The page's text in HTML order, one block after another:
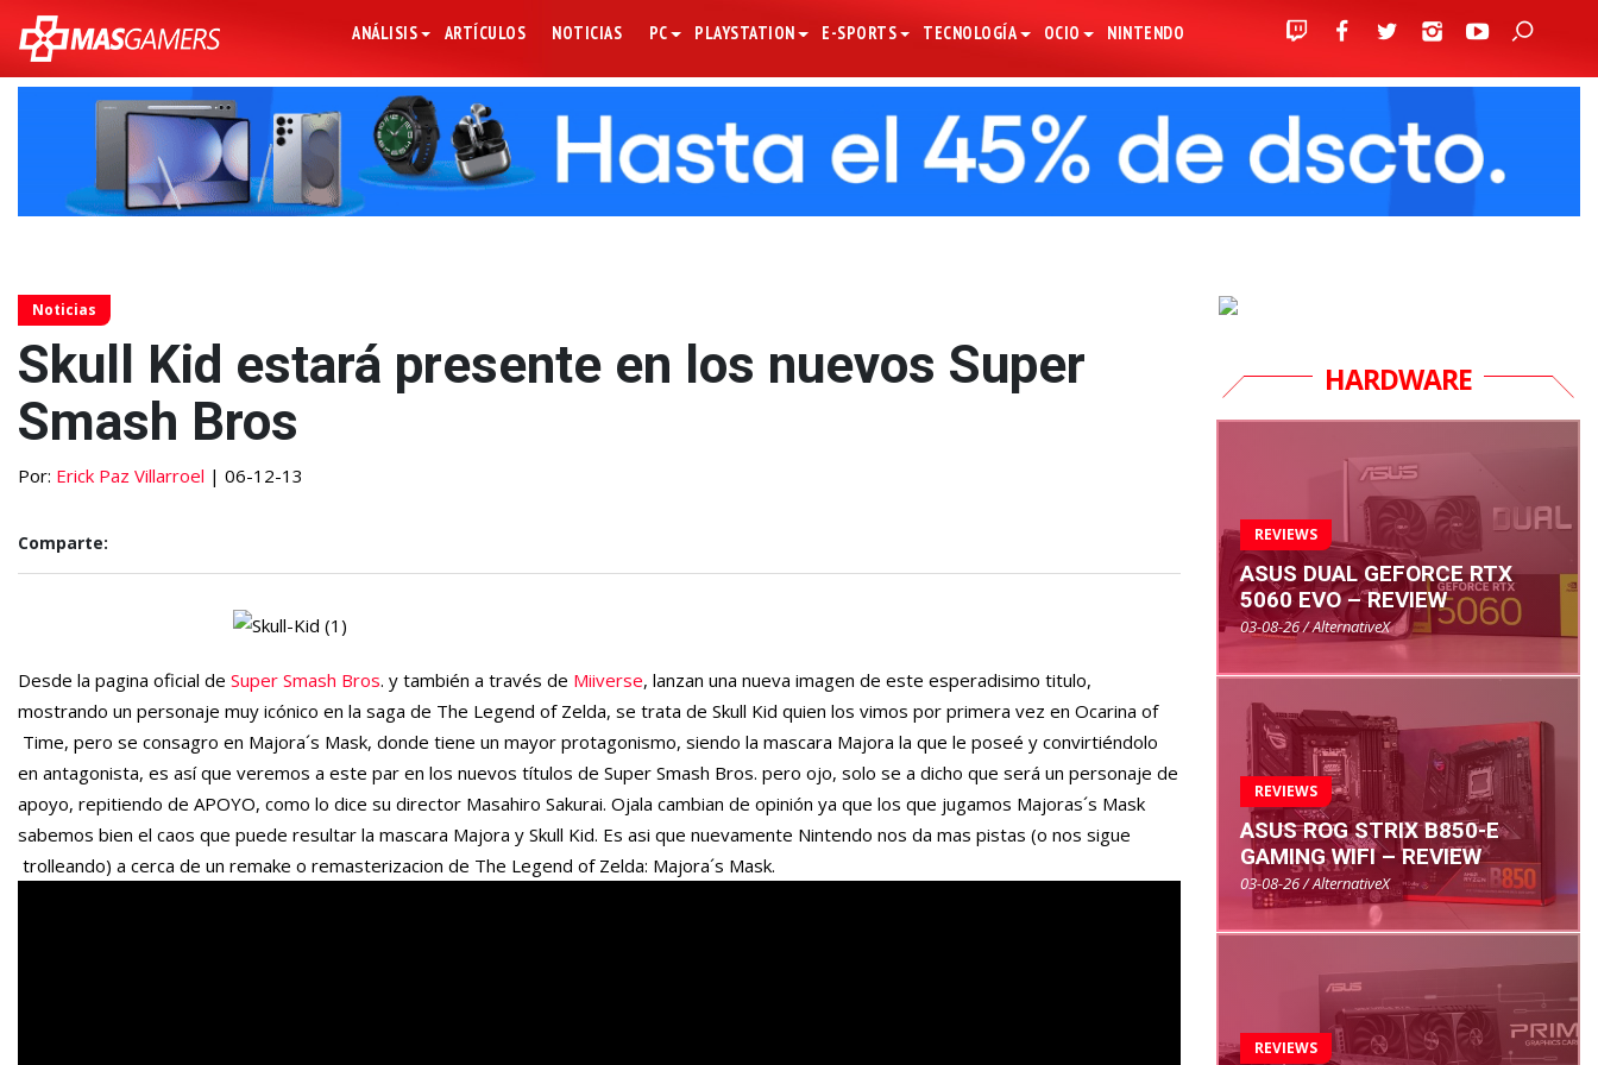
ANÁLISIS ARTÍCULOS NOTICIAS PC PLAYSTATION E-SPORTS TECNOLOGÍA OCIO NINTENDO
Noticias
Skull Kid estará presente en los nuevos Super
Smash Bros
Por: Erick Paz Villarroel | 06-12-13
Comparte:
Desde la pagina oficial de Super Smash Bros. y también a través de Miiverse, lanzan una nueva imagen de este esperadisimo titulo,
mostrando un personaje muy icónico en la saga de The Legend of Zelda, se trata de Skull Kid quien los vimos por primera vez en Ocarina of
Time, pero se consagro en Majora´s Mask, donde tiene un mayor protagonismo, siendo la mascara Majora la que le poseé y convirtiéndolo
en antagonista, es así que veremos a este par en los nuevos títulos de Super Smash Bros. pero ojo, solo se a dicho que será un personaje de
apoyo, repitiendo de APOYO, como lo dice su director Masahiro Sakurai. Ojala cambian de opinión ya que los que jugamos Majoras´s Mask
sabemos bien el caos que puede resultar la mascara Majora y Skull Kid. Es asi que nuevamente Nintendo nos da mas pistas (o nos sigue
trolleando) a cerca de un remake o remasterizacion de The Legend of Zelda: Majora´s Mask.
HARDWARE
REVIEWS
ASUS DUAL GEFORCE RTX
5060 EVO – REVIEW
03-08-26 / AlternativeX
REVIEWS
ASUS ROG STRIX B850-E
GAMING WIFI – REVIEW
03-08-26 / AlternativeX
REVIEWS